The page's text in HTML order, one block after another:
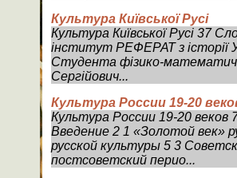
Культура Київської Русі
Культура Київської Русі 37
iнститут РЕФЕРАТ з iсторії
Студента фізико-
Сергійович...
Культура России 19-20
Культура России 19-20
Введение 2 1 «Золотой век»
русской культуры 5 3
постсоветский перио...